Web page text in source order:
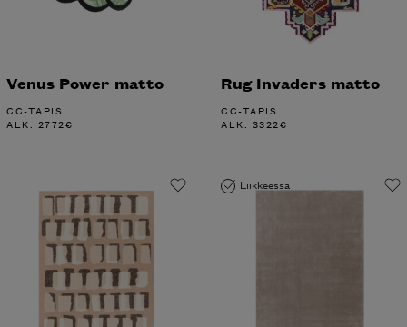
Venus Power matto
CC-TAPIS
ALK. 2772€
Rug Invaders matto
CC-TAPIS
ALK. 3322€
Liikkeessä